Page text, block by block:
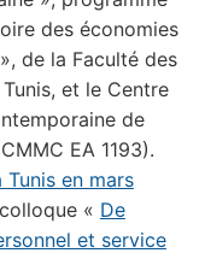
des économies
de la Faculté des
et le Centre
de
EA 1193).
en mars
« De
et service